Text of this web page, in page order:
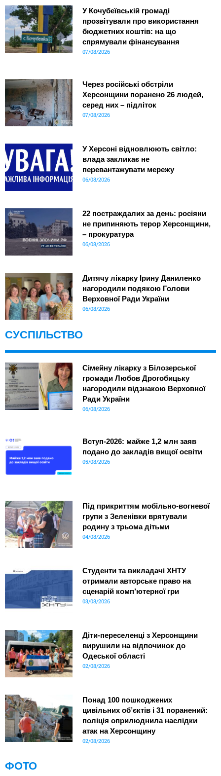
У Кочубеївській громаді
прозвітували про використання
бюджетних коштів: на що
спрямували фінансування
07/08/2026
Через російські обстріли
Херсонщини поранено 26 людей,
серед них – підліток
07/08/2026
У Херсоні відновлюють світло:
влада закликає не
перевантажувати мережу
06/08/2026
22 постраждалих за день: росіяни
не припиняють терор Херсонщини,
– прокуратура
06/08/2026
Дитячу лікарку Ірину Даниленко
нагородили подякою Голови
Верховної Ради України
06/08/2026
СУСПІЛЬСТВО
Сімейну лікарку з Білозерської
громади Любов Дрогобицьку
нагородили відзнакою Верховної
Ради України
06/08/2026
Вступ-2026: майже 1,2 млн заяв
подано до закладів вищої освіти
05/08/2026
Під прикриттям мобільно-вогневої
групи з Зеленівки врятували
родину з трьома дітьми
04/08/2026
Студенти та викладачі ХНТУ
отримали авторське право на
сценарій комп’ютерної гри
03/08/2026
Діти-переселенці з Херсонщини
вирушили на відпочинок до
Одеської області
02/08/2026
Понад 100 пошкоджених
цивільних об’єктів і 31 поранений:
поліція оприлюднила наслідки
атак на Херсонщину
02/08/2026
ФОТО